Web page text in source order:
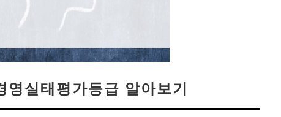
영실태평가등급 알아보기